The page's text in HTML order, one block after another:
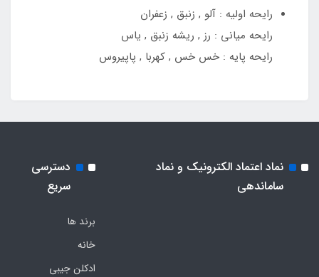
رایحه اولیه : آلو , زنبق , زعفران
رایحه میانی : رز , ریشه زنبق , یاس
رایحه پایه : خس خس , کهربا , پاپیروس
نماد اعتماد الکترونیک و نماد
ساماندهی
دسترسی
سریع
برند ها
خانه
ادکلن جیبی